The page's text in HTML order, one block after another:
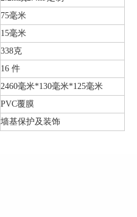
75毫米
15毫米
338克
16 件
2460毫米*130毫米*125毫米
PVC覆膜
墙基保护及装饰